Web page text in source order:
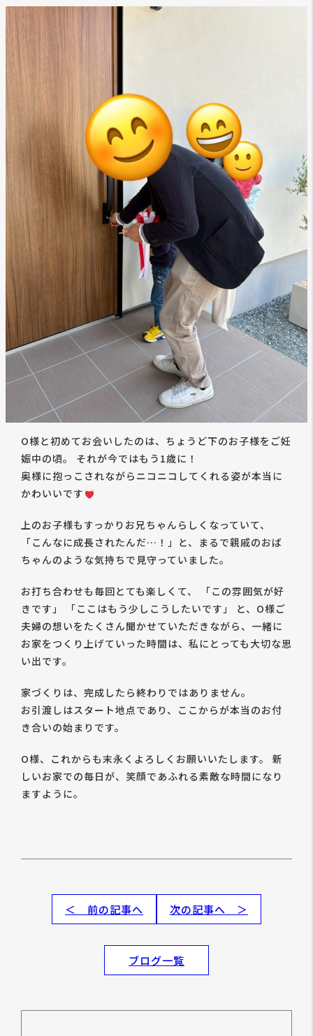
O様と初めてお会いしたのは、ちょうど下のお子様をご妊
娠中の頃。 それが今ではもう1歳に！
奥様に抱っこされながらニコニコしてくれる姿が本当に
かわいいです
上のお子様もすっかりお兄ちゃんらしくなっていて、
「こんなに成長されたんだ…！」と、まるで親戚のおば
ちゃんのような気持ちで見守っていました。
お打ち合わせも毎回とても楽しくて、 「この雰囲気が好
きです」 「ここはもう少しこうしたいです」 と、O様ご
夫婦の想いをたくさん聞かせていただきながら、一緒に
お家をつくり上げていった時間は、私にとっても大切な思
い出です。
家づくりは、完成したら終わりではありません。
お引渡しはスタート地点であり、ここからが本当のお付
き合いの始まりです。
O様、これからも末永くよろしくお願いいたします。 新
しいお家での毎日が、笑顔であふれる素敵な時間になり
ますように。
＜ 前の記事へ 次の記事へ ＞
ブログ一覧